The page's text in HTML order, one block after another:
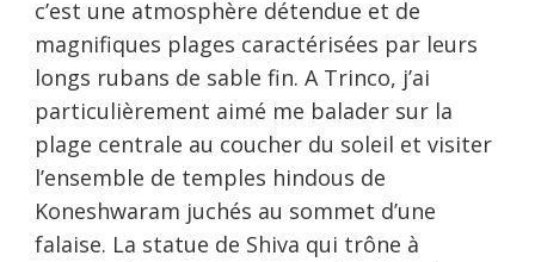
c’est une atmosphère détendue et de
magnifiques plages caractérisées par leurs
longs rubans de sable fin. A Trinco, j’ai
particulièrement aimé me balader sur la
plage centrale au coucher du soleil et visiter
l’ensemble de temples hindous de
Koneshwaram juchés au sommet d’une
falaise. La statue de Shiva qui trône à